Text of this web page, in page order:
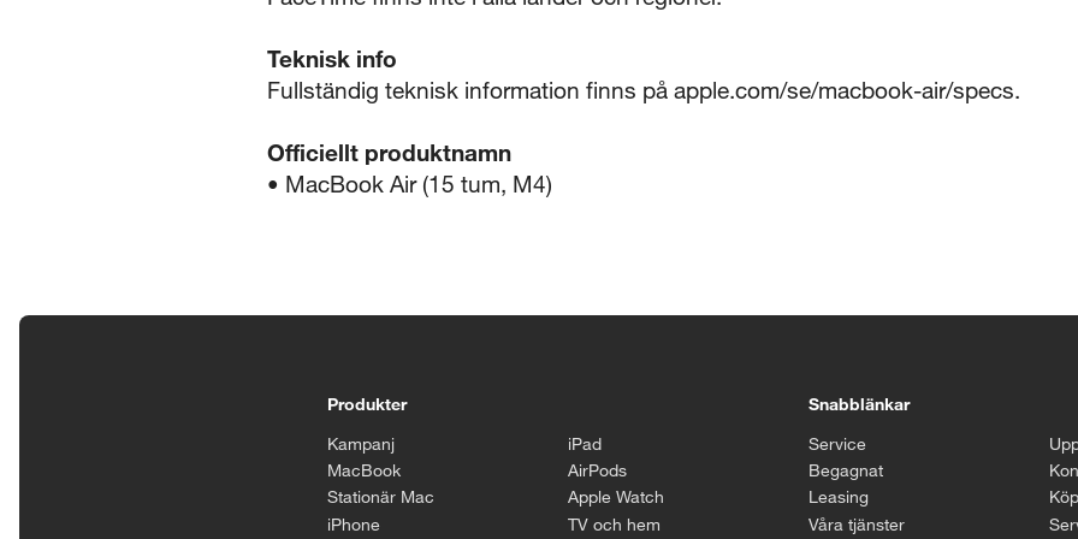
Teknisk info
Fullständig teknisk information finns på apple.com/se/macbook-air/specs.
Officiellt produktnamn
• MacBook Air (15 tum, M4)
Produkter
Kampanj
MacBook
Stationär Mac
iPhone
iPad
AirPods
Apple Watch
TV och hem
Snabblänkar
Service
Begagnat
Leasing
Våra tjänster